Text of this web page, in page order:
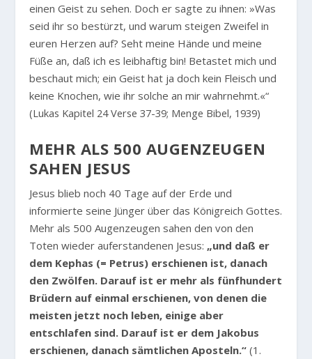
einen Geist zu sehen. Doch er sagte zu ihnen: »Was
seid ihr so bestürzt, und warum steigen Zweifel in
euren Herzen auf? Seht meine Hände und meine
Füße an, daß ich es leibhaftig bin! Betastet mich und
beschaut mich; ein Geist hat ja doch kein Fleisch und
keine Knochen, wie ihr solche an mir wahrnehmt.«“
(Lukas Kapitel 24 Verse 37-39; Menge Bibel, 1939)
MEHR ALS 500 AUGENZEUGEN
SAHEN JESUS
Jesus blieb noch 40 Tage auf der Erde und
informierte seine Jünger über das Königreich Gottes.
Mehr als 500 Augenzeugen sahen den von den
Toten wieder auferstandenen Jesus: „und daß er
dem Kephas (= Petrus) erschienen ist, danach
den Zwölfen. Darauf ist er mehr als fünfhundert
Brüdern auf einmal erschienen, von denen die
meisten jetzt noch leben, einige aber
entschlafen sind. Darauf ist er dem Jakobus
erschienen, danach sämtlichen Aposteln.“ (1.